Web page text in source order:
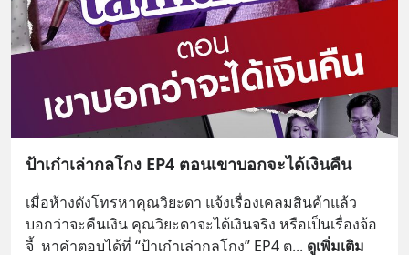
ป้าเก๋าเล่ากลโกง EP4 ตอนเขาบอกจะได้เงินคืน
เมื่อห้างดังโทรหาคุณวิยะดา แจ้งเรื่องเคลมสินค้าแล้ว
บอกว่าจะคืนเงิน คุณวิยะดาจะได้เงินจริง หรือเป็นเรื่องจ้อ
จี้  หาคำตอบได้ที่ “ป้าเก๋าเล่ากลโกง” EP4 ต... ดูเพิ่มเติม